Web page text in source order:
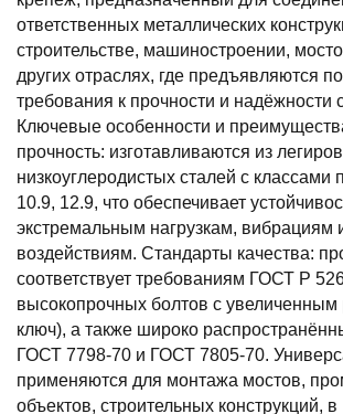
ответственных металлических
строительстве, машиностроении,
других отраслях, где предъявляются
требования к прочности и надёжности
Ключевые особенности и
прочность: изготавливаются из
низкоуглеродистых сталей с классами
10.9, 12.9, что обеспечивает
экстремальным нагрузкам, вибрациям
воздействиям. Стандарты качества:
соответствует требованиям ГОСТ Р
высокопрочных болтов с
ключ), а также широко
ГОСТ 7798-70 и ГОСТ 7805-70.
применяются для монтажа мостов,
объектов, строительных конструкций, в